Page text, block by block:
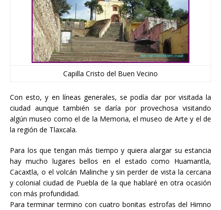
Capilla Cristo del Buen Vecino
Con esto, y en líneas generales, se podía dar por visitada la
ciudad aunque también se daría por provechosa visitando
algún museo como el de la Memoria, el museo de Arte y el de
la región de Tlaxcala.
Para los que tengan más tiempo y quiera alargar su estancia
hay mucho lugares bellos en el estado como Huamantla,
Cacaxtla, o el volcán Malinche y sin perder de vista la cercana
y colonial ciudad de Puebla de la que hablaré en otra ocasión
con más profundidad.
Para terminar termino con cuatro bonitas estrofas del Himno